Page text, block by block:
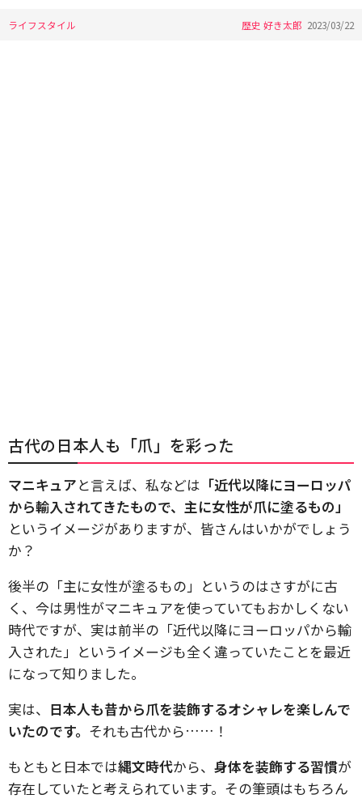
ライフスタイル 歴史 好き太郎 2023/03/22
古代の日本人も「爪」を彩った
マニキュアと言えば、私などは 「近代以降にヨーロッパ
から輸入されてきたもので、主に女性が爪に塗るもの」
というイメージがありますが、皆さんはいかがでしょう
か？
後半の「主に女性が塗るもの」というのはさすがに古
く、今は男性がマニキュアを使っていてもおかしくない
時代ですが、実は前半の「近代以降にヨーロッパから輸
入された」というイメージも全く違っていたことを最近
になって知りました。
実は、 日本人も昔から爪を装飾するオシャレを楽しんで
いたのです。 それも古代から……！
もともと日本では縄文時代から、 身体を装飾する習慣が
存在していたと考えられています。その筆頭はもちろん